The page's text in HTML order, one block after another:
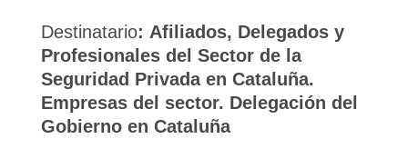
Destinatario: Afiliados, Delegados y
Profesionales del Sector de la
Seguridad Privada en Cataluña.
Empresas del sector. Delegación del
Gobierno en Cataluña